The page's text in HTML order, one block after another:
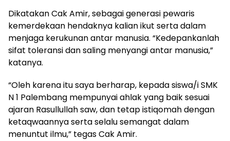
Dikatakan Cak Amir, sebagai generasi pewaris
kemerdekaan hendaknya kalian ikut serta dalam
menjaga kerukunan antar manusia. “Kedepankanlah
sifat toleransi dan saling menyangi antar manusia,”
katanya.
“Oleh karena itu saya berharap, kepada siswa/i SMK
N 1 Palembang mempunyai ahlak yang baik sesuai
ajaran Rasullullah saw, dan tetap istiqomah dengan
ketaqwaannya serta selalu semangat dalam
menuntut ilmu,” tegas Cak Amir.